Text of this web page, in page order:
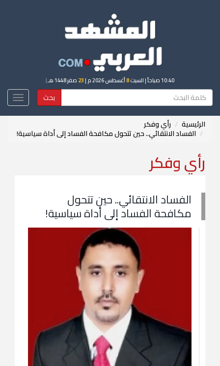
10:40 صباحاً | السبت8أغسطس 2026 م | 23 صفر 1448 هـ |
بحث
الرئيسية رأي وفكر
الفساد الانتقائي.. حين تتحول مكافحة الفساد إلى أداة سياسية!
رأي وفكر
الفساد الانتقائي.. حين تتحول
مكافحة الفساد إلى أداة سياسية!